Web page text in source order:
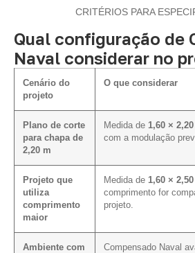
CRITÉRIOS PARA
Qual configuração de
Naval considerar no
Cenário do
projeto
O que considerar
Plano de corte
para chapa de
2,20 m
Medida de 1,60 ×
com a modulação
Projeto que
utiliza
comprimento
maior
Medida de 1,60 ×
comprimento for
projeto.
Ambiente com
Compensado Naval